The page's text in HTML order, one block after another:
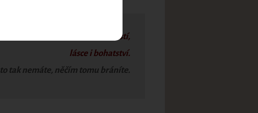
vede ke zdraví, harmonii, štěstí,
lásce i bohatství.
tak nemáte, něčím tomu bráníte.